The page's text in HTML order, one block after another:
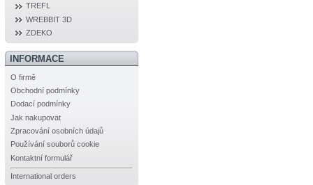
TREFL
WREBBIT 3D
ZDEKO
INFORMACE
O firmě
Obchodní podmínky
Dodací podmínky
Jak nakupovat
Zpracování osobních údajů
Používání souborů cookie
Kontaktní formulář
International orders